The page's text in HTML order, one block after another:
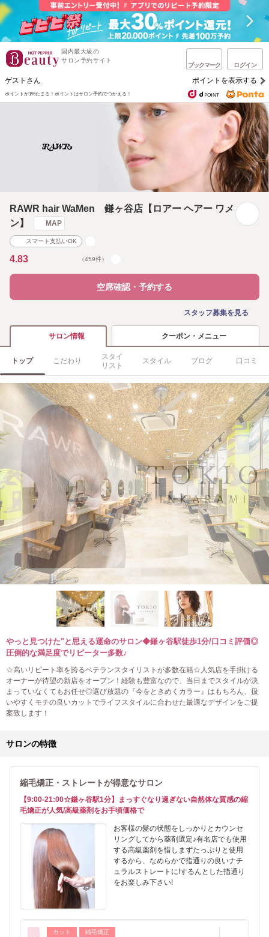
国内最大級の
サロン予約サイト
ブックマーク ログイン
ゲストさん ポイントを表示する
ポイントが1%たまる！ ポイントはサロン予約でつかえる！
RAWR hair WaMen 鎌ヶ谷店【ロアー ヘアー ワメ
ン】
MAP
スマート支払いOK
4.83 （459件）
空席確認・予約する
スタッフ募集を見る
サロン情報 クーポン・メニュー
トップ こだわり
スタイ
リスト
スタイル ブログ 口コミ
やっと見つけた"と思える運命のサロン◆鎌ヶ谷駅徒歩1分/口コミ評価◎
圧倒的な満足度でリピーター多数♪
☆高いリピート率を誇るベテランスタイリストが多数在籍☆人気店を手掛ける
オーナーが待望の新店をオープン！経験も豊富なので、当日までスタイルが決
まっていなくてもお任せ◎選び放題の『今をときめくカラー』はもちろん、扱
いやすくモチの良いカットでライフスタイルに合わせた最適なデザインをご提
案致します！
サロンの特徴
縮毛矯正・ストレートが得意なサロン
【9:00-21:00☆鎌ヶ谷駅1分】まっすぐなり過ぎない自然体な質感の縮
毛矯正が人気/高級薬剤をお手頃価格で
お客様の髪の状態をしっかりとカウンセ
リングしてから薬剤選定♪有名店でも使用
する高級薬剤を惜しまずたっぷりと使用
するから、なめらかで指通りの良いナチ
ュラルストレートに!するんとした指通り
をお楽しみ下さい!
カット 縮毛矯正